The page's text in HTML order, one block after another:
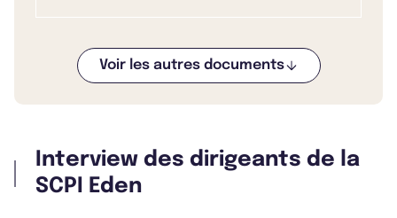
Bulletin 2025 T3
Voir les autres documents
Interview des dirigeants de la
SCPI Eden